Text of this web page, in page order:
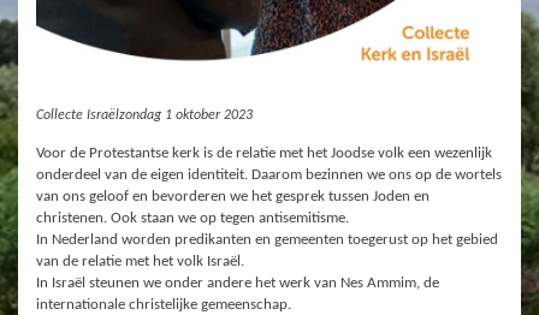
Collecte Israëlzondag 1 oktober 2023
Voor de Protestantse kerk is de relatie met het Joodse volk een wezenlijk
onderdeel van de eigen identiteit. Daarom bezinnen we ons op de wortels
van ons geloof en bevorderen we het gesprek tussen Joden en
christenen. Ook staan we op tegen antisemitisme.
In Nederland worden predikanten en gemeenten toegerust op het gebied
van de relatie met het volk Israël.
In Israël steunen we onder andere het werk van Nes Ammim, de
internationale christelijke gemeenschap.